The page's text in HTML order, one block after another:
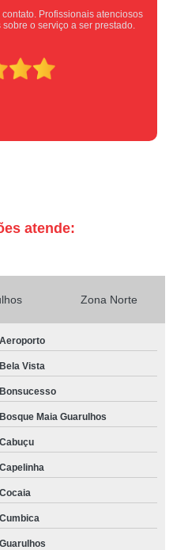
excelência , super organizados.
atende:
Zona Norte
Aeroporto
Bela Vista
Bonsucesso
Bosque Maia Guarulhos
Cabuçu
Capelinha
Cocaia
Cumbica
Guarulhos